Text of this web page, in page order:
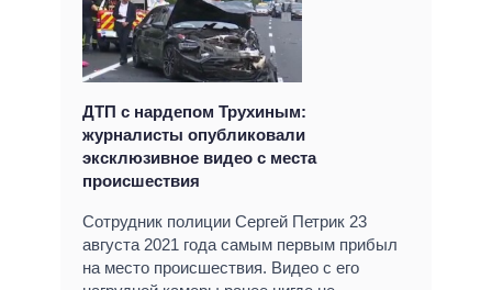
ДТП с нардепом Трухиным:
журналисты опубликовали
эксклюзивное видео с места
происшествия
Сотрудник полиции Сергей Петрик 23
августа 2021 года самым первым прибыл
на место происшествия. Видео с его